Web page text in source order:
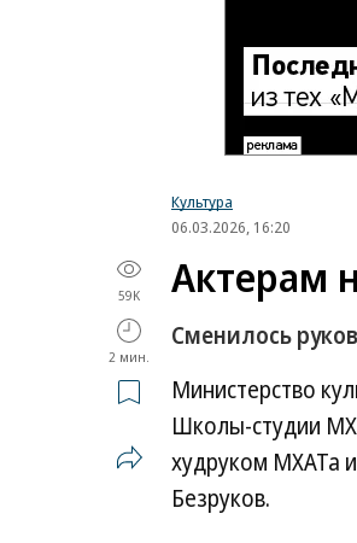
Культура
06.03.2026, 16:20
59K
2 мин.
Актерам
Сменилось
Министерство
Школы-студии
худруком МХАТа
Безруков.